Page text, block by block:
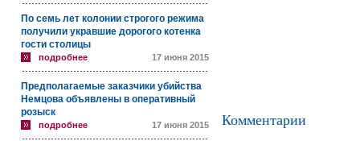
По семь лет колонии строгого режима
получили укравшие дорогого котенка
гости столицы
подробнее 17 июня 2015
Предполагаемые заказчики убийства
Немцова объявлены в оперативный
розыск
подробнее 17 июня 2015 Комментарии